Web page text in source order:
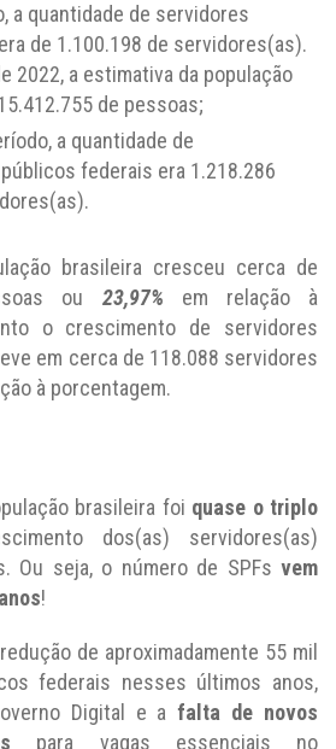
a quantidade de servidores
de 1.100.198 de servidores(as).
2022, a estimativa da população
de pessoas;
a quantidade de
federais era 1.218.286
brasileira cresceu cerca de
ou 23,97% em relação à
o crescimento de servidores
em cerca de 118.088 servidores
à porcentagem.
brasileira foi quase o triplo
dos(as) servidores(as)
Ou seja, o número de SPFs vem
!
de aproximadamente 55 mil
federais nesses últimos anos,
Digital e afalta de novos
para vagas essenciais no